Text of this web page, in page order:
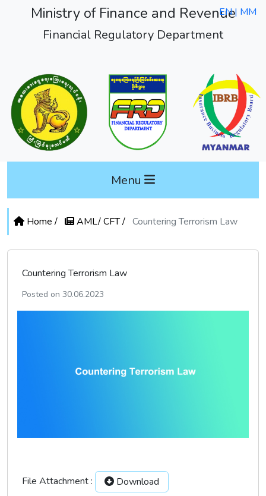
Ministry of Finance and Revenue
Financial Regulatory Department
EN | MM
Menu
Home / AML/ CFT / Countering Terrorism Law
Countering Terrorism Law
Posted on 30.06.2023
File Attachment : Download